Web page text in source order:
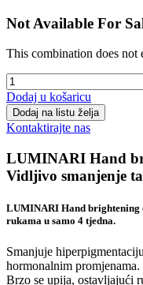
Not Available For
This combination does not
Dodaj u košaricu
Dodaj na listu želja
Kontaktirajte nas
LUMINARI Hand
Vidljivo smanjenje
LUMINARI Hand brightening
rukama u samo 4 tjedna.​
Smanjuje
hormonalnim promjenama.
Brzo se upija, ostavljajući